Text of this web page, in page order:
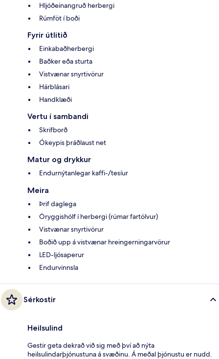
Hljóðeinangruð herbergi
Rúmföt í boði
Fyrir útlitið
Einkabaðherbergi
Baðker eða sturta
Vistvænar snyrtivörur
Hárblásari
Handklæði
Vertu í sambandi
Skrifborð
Ókeypis þráðlaust net
Matur og drykkur
Endurnýtanlegar kaffi-/tesíur
Meira
Þrif daglega
Öryggishólf í herbergi (rúmar fartölvur)
Vistvænar snyrtivörur
Boðið upp á vistvænar hreingerningarvörur
LED-ljósaperur
Endurvinnsla
Sérkostir
Heilsulind
Gestir geta dekrað við sig með því að nýta
heilsulindarþjónustuna á svæðinu. Á meðal þjónustu er nudd.